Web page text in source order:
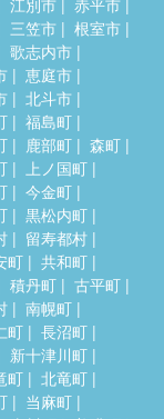
三笠市
根室市
歌志内市
恵庭市
北斗市
福島町
鹿部町
森町
上ノ国町
今金町
黒松内町
留寿都村
町
共和町
積丹町
古平町
南幌町
町
長沼町
新十津川町
町
北竜町
当麻町